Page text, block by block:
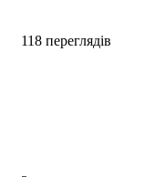
118 переглядів